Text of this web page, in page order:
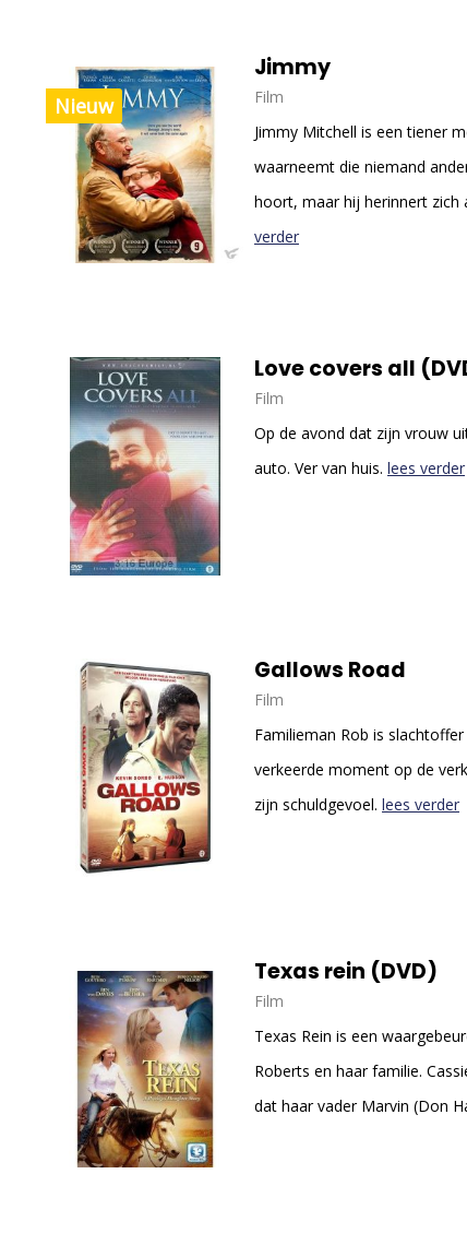
Nieuw
Jimmy
Film
Jimmy Mitchell is een tiener
waarneemt die niemand
hoort, maar hij herinnert zich
verder
Love covers all
Film
Op de avond dat zijn vrouw
auto. Ver van huis. lees verder
Gallows Road
Film
Familieman Rob is
verkeerde moment op de
zijn schuldgevoel. lees verder
Texas rein (DVD)
Film
Texas Rein is een
Roberts en haar familie.
dat haar vader Marvin (Don